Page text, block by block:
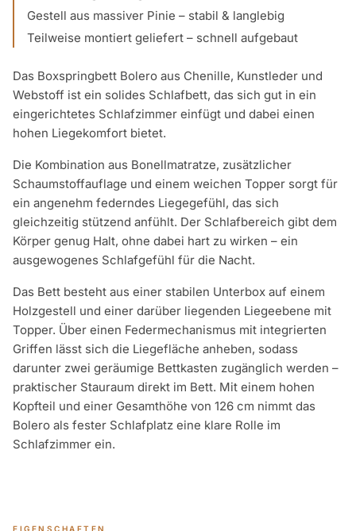
Gestell aus massiver Pinie – stabil & langlebig
Teilweise montiert geliefert – schnell aufgebaut
Das Boxspringbett Bolero aus Chenille, Kunstleder und
Webstoff ist ein solides Schlafbett, das sich gut in ein
eingerichtetes Schlafzimmer einfügt und dabei einen
hohen Liegekomfort bietet.
Die Kombination aus Bonellmatratze, zusätzlicher
Schaumstoffauflage und einem weichen Topper sorgt für
ein angenehm federndes Liegegefühl, das sich
gleichzeitig stützend anfühlt. Der Schlafbereich gibt dem
Körper genug Halt, ohne dabei hart zu wirken – ein
ausgewogenes Schlafgefühl für die Nacht.
Das Bett besteht aus einer stabilen Unterbox auf einem
Holzgestell und einer darüber liegenden Liegeebene mit
Topper. Über einen Federmechanismus mit integrierten
Griffen lässt sich die Liegefläche anheben, sodass
darunter zwei geräumige Bettkasten zugänglich werden –
praktischer Stauraum direkt im Bett. Mit einem hohen
Kopfteil und einer Gesamthöhe von 126 cm nimmt das
Bolero als fester Schlafplatz eine klare Rolle im
Schlafzimmer ein.
EIGENSCHAFTEN